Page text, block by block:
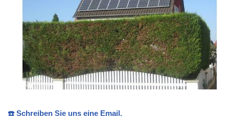
☎️ Schreiben Sie uns eine Email.